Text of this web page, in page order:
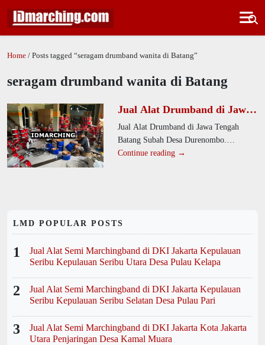
Home / Posts tagged “seragam drumband wanita di Batang”
seragam drumband wanita di Batang
Jual Alat Drumband di Jawa
Tengah Batang Subah Desa
Durenombo
Jual Alat Drumband di Jawa Tengah
Batang Subah Desa Durenombo.
Produsen kami menawarkan alat
Continue reading →
LMD POPULAR POSTS
1
Jual Alat Semi Marchingband di DKI Jakarta Kepulauan
Seribu Kepulauan Seribu Utara Desa Pulau Kelapa
2
Jual Alat Semi Marchingband di DKI Jakarta Kepulauan
Seribu Kepulauan Seribu Selatan Desa Pulau Pari
3
Jual Alat Semi Marchingband di DKI Jakarta Kota Jakarta
Utara Penjaringan Desa Kamal Muara